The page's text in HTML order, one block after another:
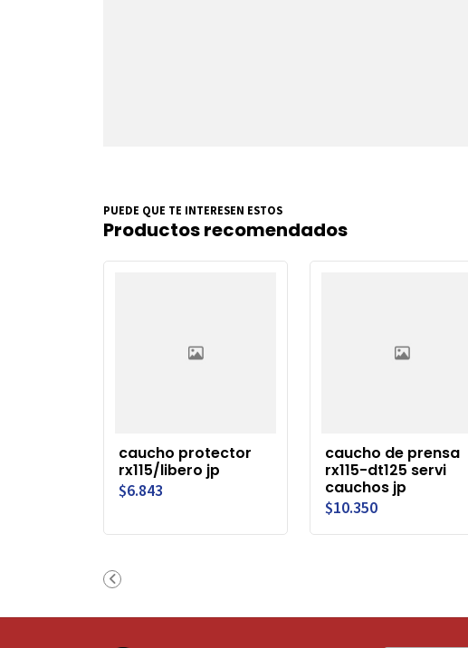
PUEDE QUE TE INTERESEN ESTOS
Productos recomendados
caucho protector
rx115/libero jp
$6.843
caucho de prensa
rx115-dt125 servi
cauchos jp
$10.350